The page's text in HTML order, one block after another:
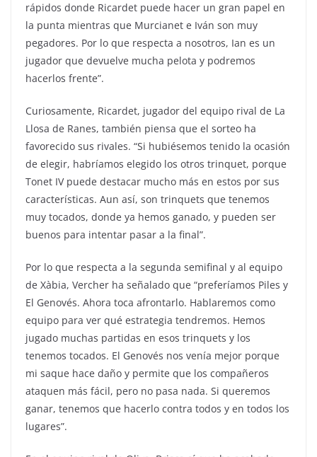
rápidos donde Ricardet puede hacer un gran papel en
la punta mientras que Murcianet e Iván son muy
pegadores. Por lo que respecta a nosotros, Ian es un
jugador que devuelve mucha pelota y podremos
hacerlos frente”.
Curiosamente, Ricardet, jugador del equipo rival de La
Llosa de Ranes, también piensa que el sorteo ha
favorecido sus rivales. “Si hubiésemos tenido la ocasión
de elegir, habríamos elegido los otros trinquet, porque
Tonet IV puede destacar mucho más en estos por sus
características. Aun así, son trinquets que tenemos
muy tocados, donde ya hemos ganado, y pueden ser
buenos para intentar pasar a la final”.
Por lo que respecta a la segunda semifinal y al equipo
de Xàbia, Vercher ha señalado que “preferíamos Piles y
El Genovés. Ahora toca afrontarlo. Hablaremos como
equipo para ver qué estrategia tendremos. Hemos
jugado muchas partidas en esos trinquets y los
tenemos tocados. El Genovés nos venía mejor porque
mi saque hace daño y permite que los compañeros
ataquen más fácil, pero no pasa nada. Si queremos
ganar, tenemos que hacerlo contra todos y en todos los
lugares”.